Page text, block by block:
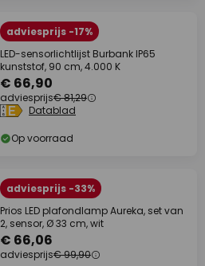
adviesprijs -17%
LED-sensorlichtlijst Burbank IP65
kunststof, 90 cm, 4.000 K
€ 66,90
adviesprijs€ 81,29
Datablad
Op voorraad
adviesprijs -33%
Prios LED plafondlamp Aureka, set van
2, sensor, Ø 33 cm, wit
€ 66,06
adviesprijs€ 99,90